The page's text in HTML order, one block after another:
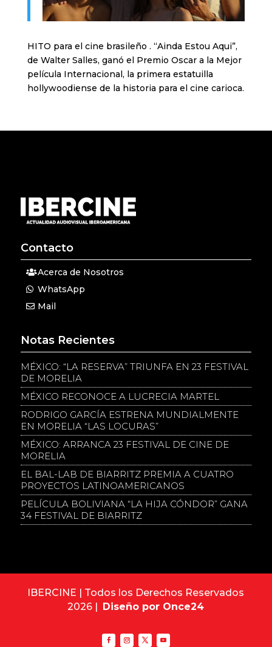
HITO para el cine brasileño . “Ainda Estou Aqui”,
de Walter Salles, ganó el Premio Oscar a la Mejor
película Internacional, la primera estatuilla
hollywoodiense de la historia para el cine carioca.
Contacto
Acerca de Nosotros
WhatsApp
Mail
Notas Recientes
MÉXICO: “LA RESERVA” TRIUNFA EN 23 FESTIVAL
DE MORELIA
MÉXICO RECONOCE A LUCRECIA MARTEL
RODRIGO GARCÍA ESTRENA MUNDIALMENTE
EN MORELIA “LAS LOCURAS”
MÉXICO: ARRANCA 23 FESTIVAL DE CINE DE
MORELIA
EL BAL-LAB DE BIARRITZ PREMIA A CUATRO
PROYECTOS LATINOAMERICANOS
PELÍCULA BOLIVIANA “LA HIJA CÓNDOR” GANA
34 FESTIVAL DE BIARRITZ
IBERCINE | Todos los Derechos Reservados
2026 | Diseño por Once24